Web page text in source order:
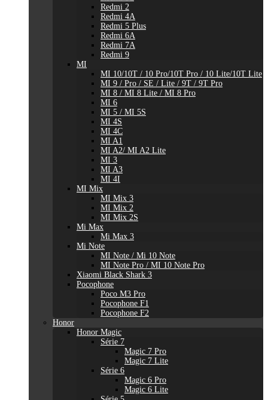
Redmi 2
Redmi 4A
Redmi 5 Plus
Redmi 6A
Redmi 7A
Redmi 9
MI
MI 10/10T / 10 Pro/10T Pro / 10 Lite/10T Lite
MI 9 / Pro / SE / Lite / 9T / 9T Pro
MI 8 / MI 8 Lite / MI 8 Pro
MI 6
MI 5 / MI 5S
MI 4S
MI 4C
MI A1
MI A2/ MI A2 Lite
MI 3
MI A3
MI 4I
MI Mix
MI Mix 3
MI Mix 2
MI Mix 2S
Mi Max
Mi Max 3
Mi Note
MI Note / Mi 10 Note
MI Note Pro / MI 10 Note Pro
Xiaomi Black Shark 3
Pocophone
Poco M3 Pro
Pocophone F1
Pocophone F2
Honor
Honor Magic
Série 7
Magic 7 Pro
Magic 7 Lite
Série 6
Magic 6 Pro
Magic 6 Lite